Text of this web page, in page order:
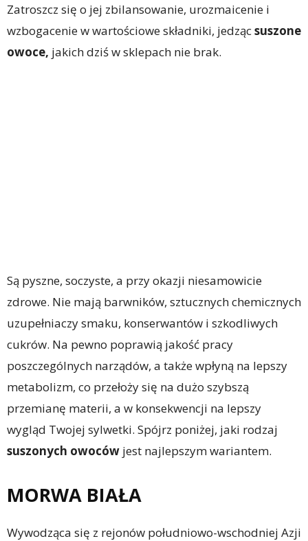
Zatroszcz się o jej zbilansowanie, urozmaicenie i
wzbogacenie w wartościowe składniki, jedzącsuszone
owoce, jakich dziś w sklepach nie brak.
Są pyszne, soczyste, a przy okazji niesamowicie
zdrowe. Nie mają barwników, sztucznych chemicznych
uzupełniaczy smaku, konserwantów i szkodliwych
cukrów. Na pewno poprawią jakość pracy
poszczególnych narządów, a także wpłyną na lepszy
metabolizm, co przełoży się na dużo szybszą
przemianę materii, a w konsekwencji na lepszy
wygląd Twojej sylwetki. Spójrz poniżej, jaki rodzaj
suszonych owoców jest najlepszym wariantem.
MORWA BIAŁA
Wywodząca się z rejonów południowo-wschodniej Azji